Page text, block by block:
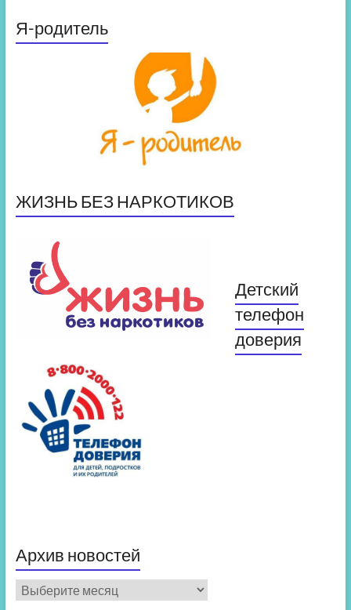
Я-родитель
ЖИЗНЬ БЕЗ НАРКОТИКОВ
Детский
телефон
доверия
Архив новостей
Архив
новостей